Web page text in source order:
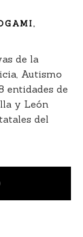
,
de la
Autismo
entidades de
y León
del